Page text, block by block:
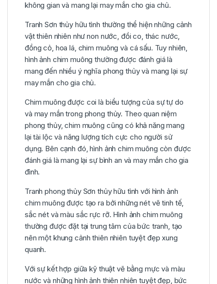
không gian và mang lại may mắn cho gia chủ.
Tranh Sơn thủy hữu tình thường thể hiện những cảnh
vật thiên nhiên như non nước, đồi co, thác nước,
đồng cỏ, hoa lá, chim muông và cá sấu. Tuy nhiên,
hình ảnh chim muông thường được đánh giá là
mang đến nhiều ý nghĩa phong thủy và mang lại sự
may mắn cho gia chủ.
Chim muông được coi là biểu tượng của sự tự do
và may mắn trong phong thủy. Theo quan niệm
phong thủy, chim muông cũng có khả năng mang
lại tài lộc và năng lượng tích cực cho người sử
dụng. Bên cạnh đó, hình ảnh chim muông còn được
đánh giá là mang lại sự bình an và may mắn cho gia
đình.
Tranh phong thủy Sơn thủy hữu tình với hình ảnh
chim muông được tạo ra bởi những nét vẽ tinh tế,
sắc nét và màu sắc rực rỡ. Hình ảnh chim muông
thường được đặt tại trung tâm của bức tranh, tạo
nên một khung cảnh thiên nhiên tuyệt đẹp xung
quanh.
Với sự kết hợp giữa kỹ thuật vẽ bằng mực và màu
nước và những hình ảnh thiên nhiên tuyệt đẹp, bức